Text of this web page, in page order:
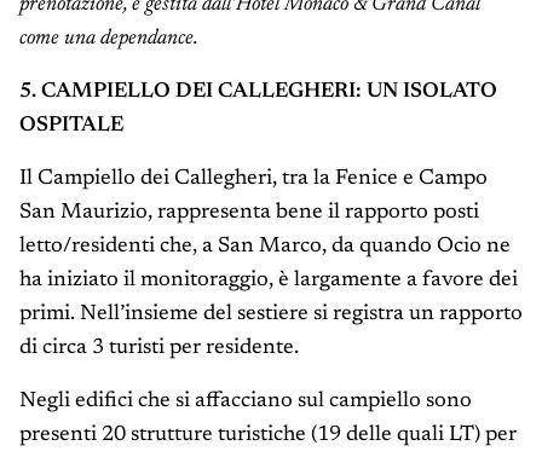
prenotazione, è gestita dall’Hotel Monaco & Grand Canal
come una dependance.
5. CAMPIELLO DEI CALLEGHERI: UN ISOLATO
OSPITALE
Il Campiello dei Callegheri, tra la Fenice e Campo
San Maurizio, rappresenta bene il rapporto posti
letto/residenti che, a San Marco, da quando Ocio ne
ha iniziato il monitoraggio, è largamente a favore dei
primi. Nell’insieme del sestiere si registra un rapporto
di circa 3 turisti per residente.
Negli edifici che si affacciano sul campiello sono
presenti 20 strutture turistiche (19 delle quali LT) per